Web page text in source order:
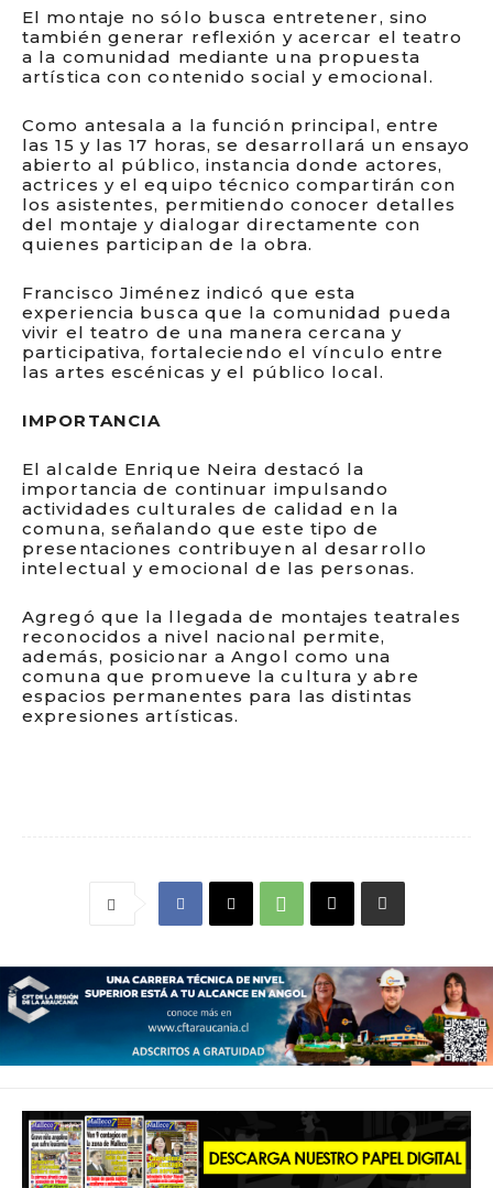
El montaje no sólo busca entretener, sino
también generar reflexión y acercar el teatro
a la comunidad mediante una propuesta
artística con contenido social y emocional.
Como antesala a la función principal, entre
las 15 y las 17 horas, se desarrollará un ensayo
abierto al público, instancia donde actores,
actrices y el equipo técnico compartirán con
los asistentes, permitiendo conocer detalles
del montaje y dialogar directamente con
quienes participan de la obra.
Francisco Jiménez indicó que esta
experiencia busca que la comunidad pueda
vivir el teatro de una manera cercana y
participativa, fortaleciendo el vínculo entre
las artes escénicas y el público local.
IMPORTANCIA
El alcalde Enrique Neira destacó la
importancia de continuar impulsando
actividades culturales de calidad en la
comuna, señalando que este tipo de
presentaciones contribuyen al desarrollo
intelectual y emocional de las personas.
Agregó que la llegada de montajes teatrales
reconocidos a nivel nacional permite,
además, posicionar a Angol como una
comuna que promueve la cultura y abre
espacios permanentes para las distintas
expresiones artísticas.